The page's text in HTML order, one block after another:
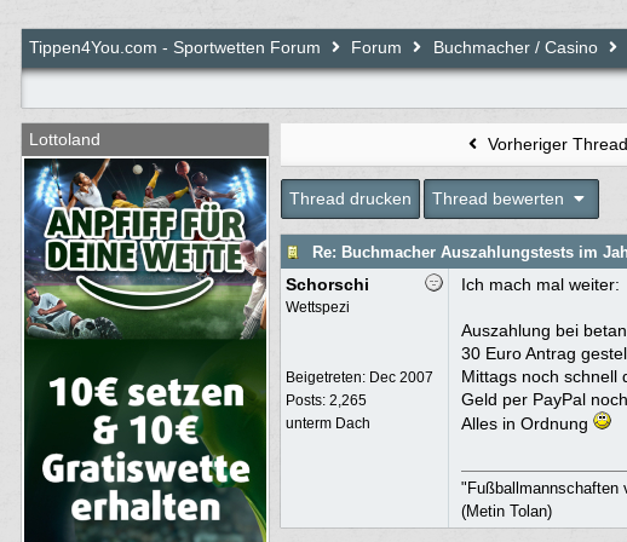
Tippen4You.com - Sportwetten Forum Forum Buchmacher / Casino
Lottoland
toubi:
Wizard:
toubi:
toubi:
Bamm Bamm:
toubi:
Bamm Bamm:
:
Vorheriger Thread
Thread drucken Thread bewerten
Re: Buchmacher Auszahlungstests im
Schorschi
Wettspezi
Beigetreten: Dec 2007
Posts: 2,265
unterm Dach
Ich mach mal weiter:
Auszahlung bei
30 Euro Antrag
Mittags noch schnell
Geld per PayPal
Alles in Ordnung
"Fußballmannschaften
(Metin Tolan)